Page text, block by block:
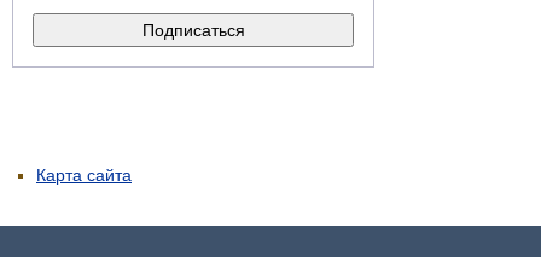
Карта сайта